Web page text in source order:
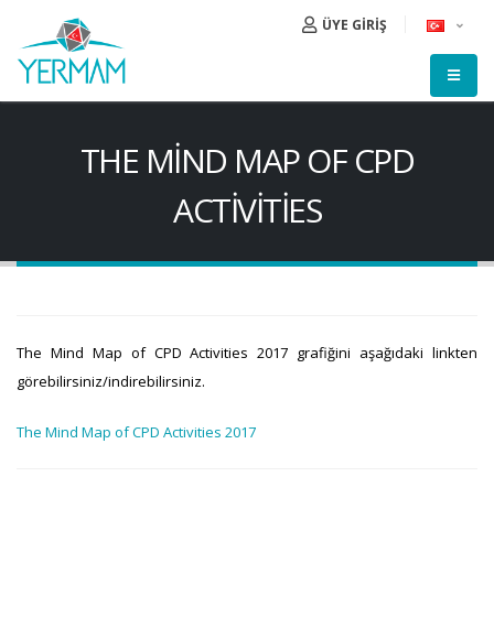
ÜYE GİRİŞ
THE MIND MAP OF CPD
ACTIVITIES
The Mind Map of CPD Activities 2017 grafiğini aşağıdaki linkten
görebilirsiniz/indirebilirsiniz.
The Mind Map of CPD Activities 2017